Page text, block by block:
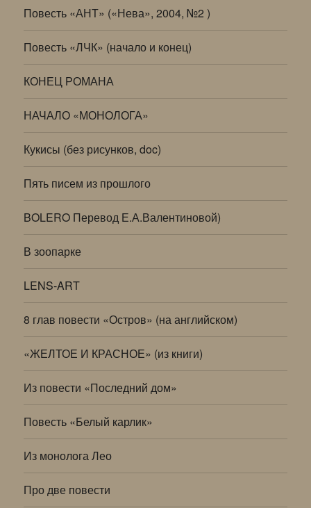
Повесть «АНТ» («Нева», 2004, №2 )
Повесть «ЛЧК» (начало и конец)
КОНЕЦ РОМАНА
НАЧАЛО «МОНОЛОГА»
Кукисы (без рисунков, doc)
Пять писем из прошлого
BOLERO Перевод Е.А.Валентиновой)
В зоопарке
LENS-ART
8 глав повести «Остров» (на английском)
«ЖЕЛТОЕ И КРАСНОЕ» (из книги)
Из повести «Последний дом»
Повесть «Белый карлик»
Из монолога Лео
Про две повести